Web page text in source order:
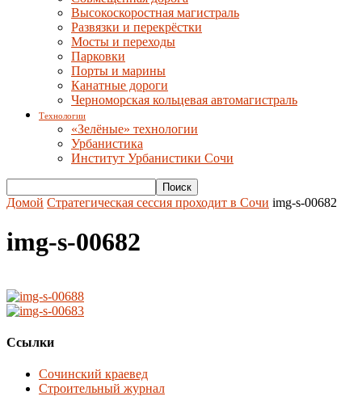
Высокоскоростная магистраль
Развязки и перекрёстки
Мосты и переходы
Парковки
Порты и марины
Канатные дороги
Черноморская кольцевая автомагистраль
Технологии
«Зелёные» технологии
Урбанистика
Институт Урбанистики Сочи
Домой Стратегическая сессия проходит в Сочи img-s-00682
img-s-00682
Ссылки
Сочинский краевед
Строительный журнал